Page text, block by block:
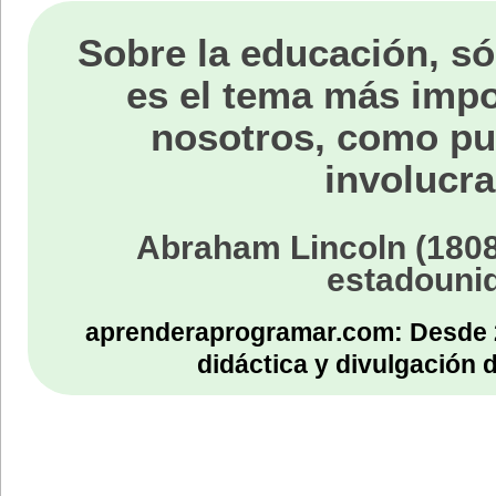
Sobre la educación,
es el tema más
nosotros, como
Abraham Lincoln
aprenderaprogramar.com:
didáctica y divulgación